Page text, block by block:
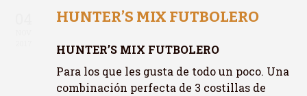
HUNTER’S MIX FUTBOLERO
HUNTER’S MIX FUTBOLERO
Para los que les gusta de todo un poco. Una
combinación perfecta de 3 costillas de